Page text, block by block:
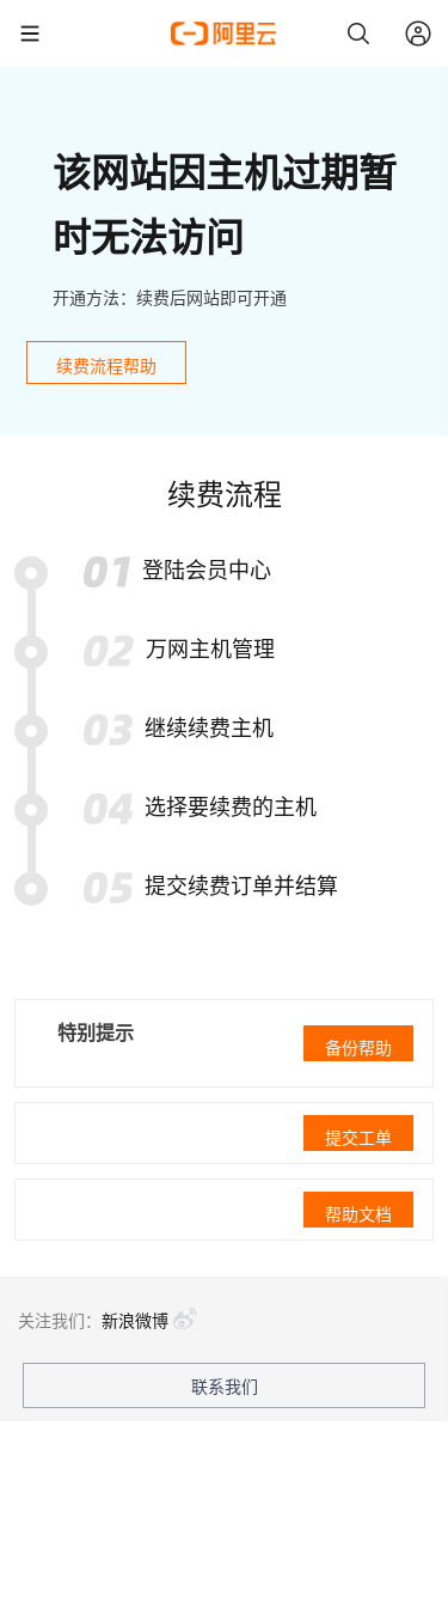
该网站因主机过期暂
时无法访问
开通方法：续费后网站即可开通
续费流程帮助
续费流程
登陆会员中心
万网主机管理
继续续费主机
选择要续费的主机
提交续费订单并结算
特别提示
备份帮助
提交工单
帮助文档